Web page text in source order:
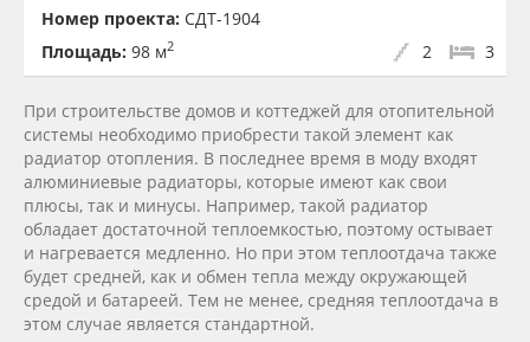
Номер проекта: СДТ-1904
Площадь: 98 м2 3
2
При строительстве домов и коттеджей для отопительной
системы необходимо приобрести такой элемент как
радиатор отопления. В последнее время в моду входят
алюминиевые радиаторы, которые имеют как свои
плюсы, так и минусы. Например, такой радиатор
обладает достаточной теплоемкостью, поэтому остывает
и нагревается медленно. Но при этом теплоотдача также
будет средней, как и обмен тепла между окружающей
средой и батареей. Тем не менее, средняя теплоотдача в
этом случае является стандартной.